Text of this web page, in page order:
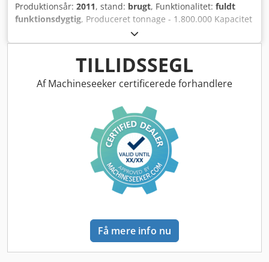
Produktionsår: 2011, stand: brugt, Funktionalitet: fuldt
funktionsdygtig, Produceret tonnage - 1.800.000 Kapacitet
- 350 t/t Første opstilling i Polen - 2011 Maskinen er aktuelt
adskilt i komponentdele til transport. Kolde fødere: Antal
beholdere - 8 stk Kapacitet pr. beholder - 14 m³
Tørretromle: Længde - 11 m Diameter - 2,7 m Drift af
tromle - 4 x 22 kW Brænder - 2 typer brændstof
fraktioner - 6 stk Dsdpfx Agsy Nc Tfsvjkr Antal varme
beholdere + bypass - 6+1 Samlet kapacitet for varme
beholdere - 70 t Vægte: Mineralvægt max - 4.460 kg
Bitumenvægt max - 400 kg Filler-vægt max - 440 kg
Puddelblander: Maks. blandekapacitet - 4.300 kg
Blandermotor - 2 x 45 kW Færdigblandet lager: Samlet
kapacitet - 90 t (2 x 45 t) Antal beholdere - 2 stk
Tilsætningsstoffer: klæbemiddel, cellulose Bitumentanke
320 t Elvarme - 7,5+24 kW Filler-siloer: Silokapacitet - 2 x 80
t Kuldstøv-silo - 12 m³ Intern filler-kapacitet - 80 t Filter:
TILLIDSSEGL
Af Machineseeker certificerede forhandlere
Få mere info nu